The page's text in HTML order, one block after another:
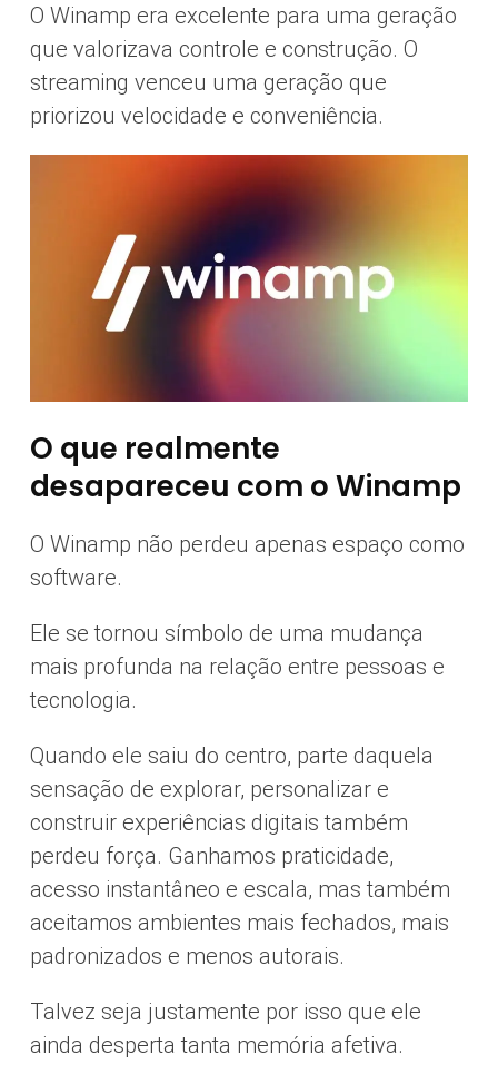
O Winamp era excelente para uma geração
que valorizava controle e construção. O
streaming venceu uma geração que
priorizou velocidade e conveniência.
O que realmente
desapareceu com o Winamp
O Winamp não perdeu apenas espaço como
software.
Ele se tornou símbolo de uma mudança
mais profunda na relação entre pessoas e
tecnologia.
Quando ele saiu do centro, parte daquela
sensação de explorar, personalizar e
construir experiências digitais também
perdeu força. Ganhamos praticidade,
acesso instantâneo e escala, mas também
aceitamos ambientes mais fechados, mais
padronizados e menos autorais.
Talvez seja justamente por isso que ele
ainda desperta tanta memória afetiva.